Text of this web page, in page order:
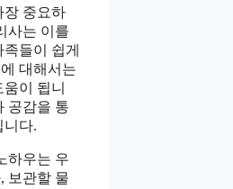
장 중요하
사는 이를
들이 쉽게
대해서는
이 됩니
공감을 통
니다.
하우는 우
보관할 물